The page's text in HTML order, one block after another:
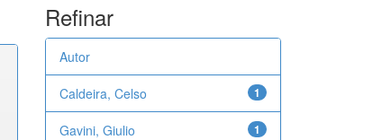
Refinar
Autor
1
Caldeira, Celso
1
Gavini, Giulio